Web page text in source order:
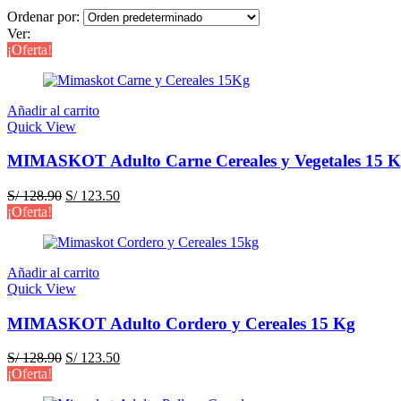
Ordenar por:
Ver:
¡Oferta!
Añadir al carrito
Quick View
MIMASKOT Adulto Carne Cereales y Vegetales 15
S/128.90 El
era:
S/123.50El
es:
¡Oferta!
Añadir al carrito
Quick View
MIMASKOT Adulto Cordero y Cereales 15 Kg
S/128.90 El
S/123.50El
¡Oferta!